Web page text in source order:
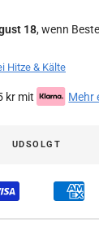
18, wenn
Hitze & Kälte
kr mit Mehr
UDSOLGT